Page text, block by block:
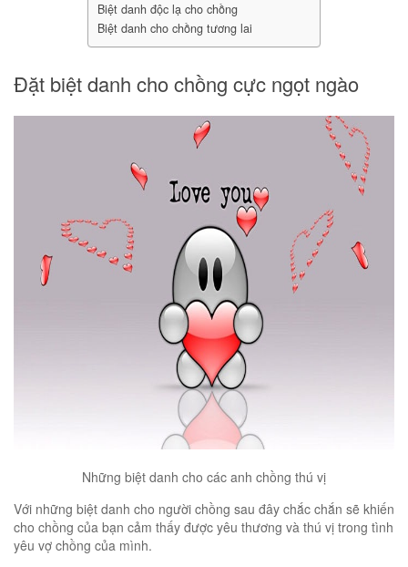
Biệt danh độc lạ cho chồng
Biệt danh cho chồng tương lai
Đặt biệt danh cho chồng cực ngọt ngào
Những biệt danh cho các anh chồng thú vị
Với những biệt danh cho người chồng sau đây chắc chắn sẽ khiến
cho chồng của bạn cảm thấy được yêu thương và thú vị trong tình
yêu vợ chồng của mình.